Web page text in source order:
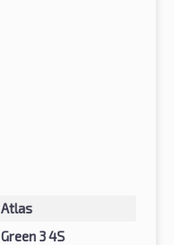
Atlas
Green 3 4S